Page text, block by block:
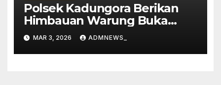
Polsek Kadungora Berikan
Himbauan Warung Buka
Siang Hari
MAR 3, 2026 ADMNEWS_